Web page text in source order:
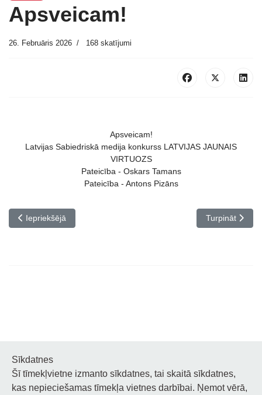
Apsveicam!
26. Februāris 2026 168 skatījumi
Apsveicam!
Latvijas Sabiedriskā medija konkurss LATVIJAS JAUNAIS
VIRTUOZS
Pateicība - Oskars Tamans
Pateicība - Antons Pizāns
Iepriekšējais raksts: Panākumi vokālās mūzikas konkursā “Balsis
Iepriekšējā Nākamais
Turpināt
Noderīgi
Sīkdatnes
Šī tīmekļvietne izmanto sīkdatnes, tai skaitā sīkdatnes,
kas nepieciešamas tīmekļa vietnes darbībai. Ņemot vērā,